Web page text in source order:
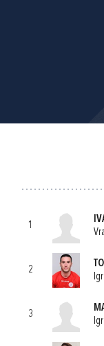
1
2
3